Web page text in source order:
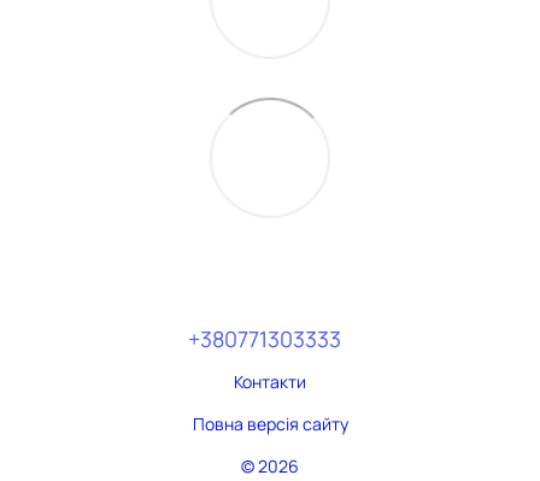
+380771303333
Контакти
Повна версія сайту
© 2026